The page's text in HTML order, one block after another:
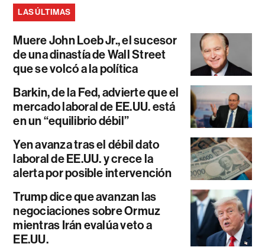
LAS ÚLTIMAS
Muere John Loeb Jr., el sucesor
de una dinastía de Wall Street
que se volcó a la política
Barkin, de la Fed, advierte que el
mercado laboral de EE.UU. está
en un “equilibrio débil”
Yen avanza tras el débil dato
laboral de EE.UU. y crece la
alerta por posible intervención
Trump dice que avanzan las
negociaciones sobre Ormuz
mientras Irán evalúa veto a
EE.UU.